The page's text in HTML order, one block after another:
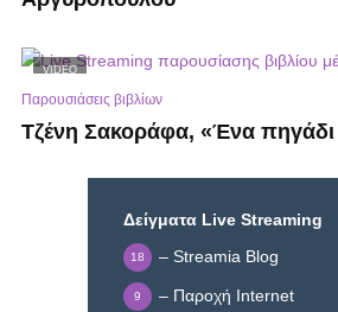
VIDEO
Παρουσιάσεις βιβλίων
Τζένη Σακοράφα, «Ένα πηγάδι
Δείγματα Live Streaming
– Streamia Blog
18
– Παροχή Internet
9